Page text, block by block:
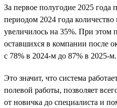
За первое полугодие 2025
периодом 2024 года
увеличилось на 35%. При этом
оставшихся в компании после
с 78% в 2024-м до 87% в 2025-м.
Это значит, что система
полевой работы, позволяет
от новичка до специалиста и